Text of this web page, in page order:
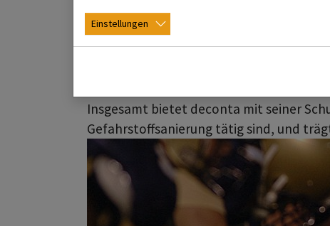
sind, den Träger vor gefährlichen
Die Schutzausrüstungen von deconta
Insgesamt bietet deconta mit seiner
Gefahrstoffsanierung tätig sind, und
Einstellungen